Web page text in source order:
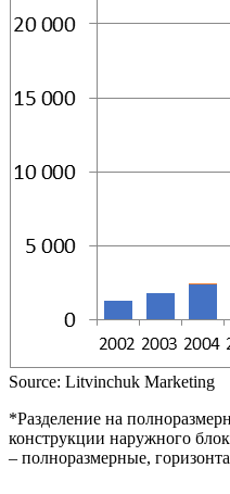
Source: Litvinchuk Marketing
*Разделение на
конструкции наружного
– полноразмерные,